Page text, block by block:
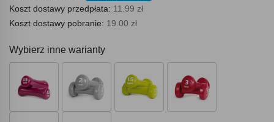
Koszt dostawy przedpłata: 11.99 zł
Koszt dostawy pobranie: 19.00 zł
Wybierz inne warianty